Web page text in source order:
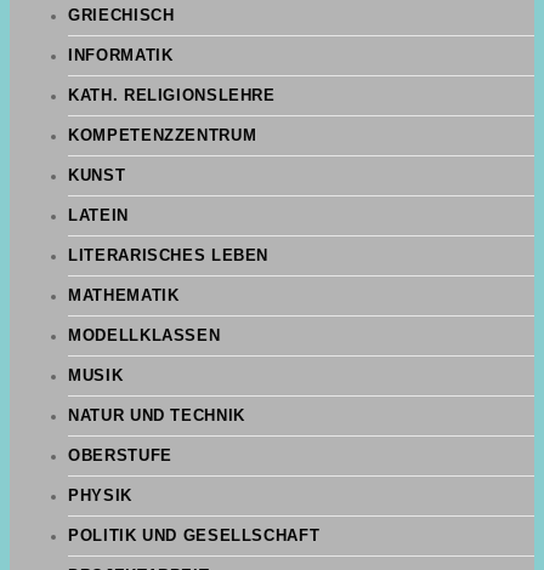
GRIECHISCH
INFORMATIK
KATH. RELIGIONSLEHRE
KOMPETENZZENTRUM
KUNST
LATEIN
LITERARISCHES LEBEN
MATHEMATIK
MODELLKLASSEN
MUSIK
NATUR UND TECHNIK
OBERSTUFE
PHYSIK
POLITIK UND GESELLSCHAFT